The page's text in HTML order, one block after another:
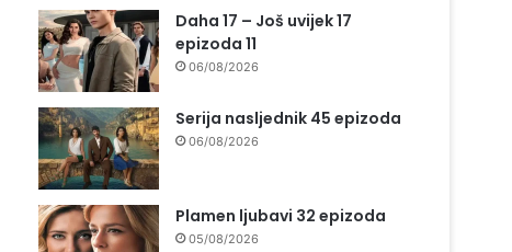
Daha 17 – Još uvijek 17
epizoda 11
06/08/2026
Serija nasljednik 45 epizoda
06/08/2026
Plamen ljubavi 32 epizoda
05/08/2026